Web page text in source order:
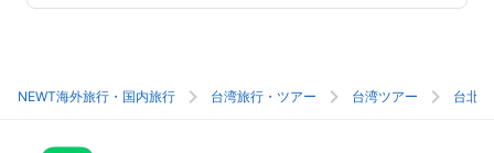
NEWT海外旅行・国内旅行 台湾旅行・ツアー 台湾ツアー 台北